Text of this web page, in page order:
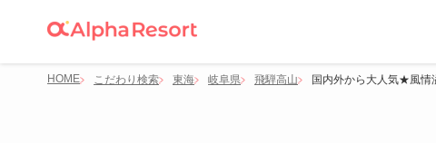
HOME こだわり検索 東海 岐阜県 飛騨高山 国内外から大人気★風情